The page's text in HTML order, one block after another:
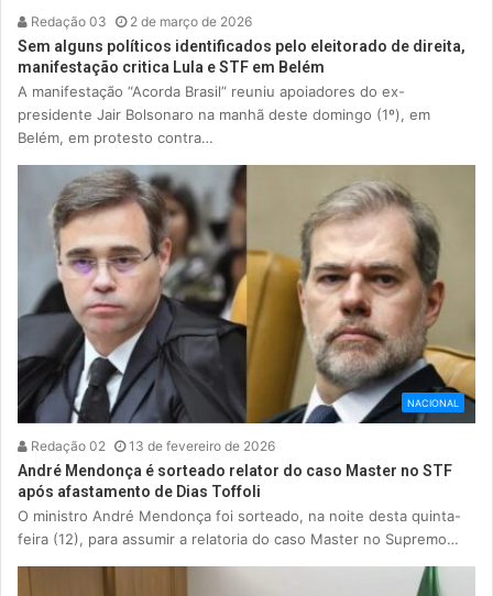
Redação 03 2 de março de 2026
Sem alguns políticos identificados pelo eleitorado de direita,
manifestação critica Lula e STF em Belém
A manifestação “Acorda Brasil” reuniu apoiadores do ex-
presidente Jair Bolsonaro na manhã deste domingo (1º), em
Belém, em protesto contra…
NACIONAL
Redação 02 13 de fevereiro de 2026
André Mendonça é sorteado relator do caso Master no STF
após afastamento de Dias Toffoli
O ministro André Mendonça foi sorteado, na noite desta quinta-
feira (12), para assumir a relatoria do caso Master no Supremo…